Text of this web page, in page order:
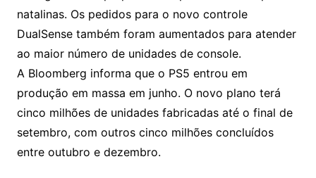
natalinas. Os pedidos para o novo controle
DualSense também foram aumentados para atender
ao maior número de unidades de console.
A Bloomberg informa que o PS5 entrou em
produção em massa em junho. O novo plano terá
cinco milhões de unidades fabricadas até o final de
setembro, com outros cinco milhões concluídos
entre outubro e dezembro.